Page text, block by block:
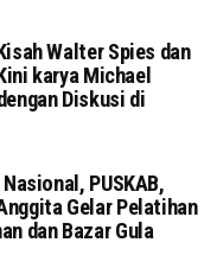
Walter Spies dan
karya Michael
Diskusi di
PUSKAB,
Gelar Pelatihan
dan Bazar Gula